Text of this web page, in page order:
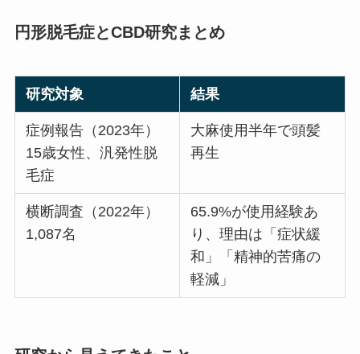
円形脱毛症とCBD研究まとめ
研究対象 結果
症例報告（2023年）
15歳女性、汎発性脱
毛症
大麻使用半年で頭髪
再生
横断調査（2022年）
1,087名
65.9%が使用経験あ
り、理由は「症状緩
和」「精神的苦痛の
軽減」